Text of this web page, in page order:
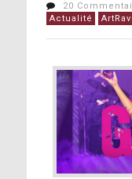
20
Actualité